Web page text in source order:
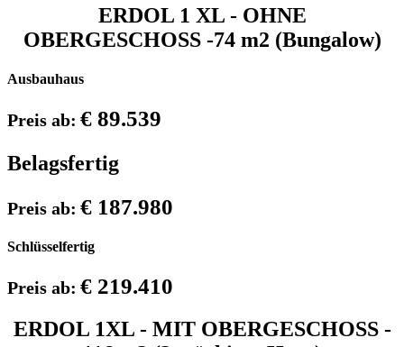
ERDOL 1 XL - OHNE
OBERGESCHOSS -74 m2 (Bungalow)
Ausbauhaus
Preis ab: € 89.539
Belagsfertig
Preis ab: € 187.980
Schlüsselfertig
Preis ab: € 219.410
ERDOL 1XL - MIT OBERGESCHOSS -